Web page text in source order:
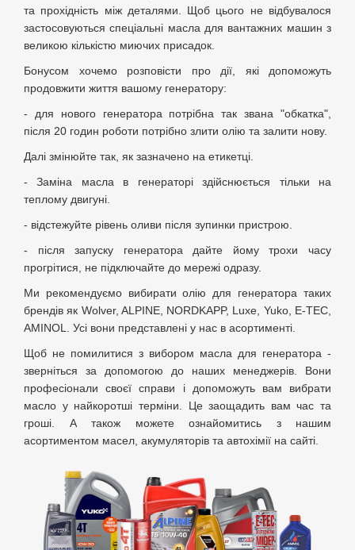
та прохідність між деталями. Щоб цього не відбувалося
застосовуються спеціальні масла для вантажних машин з
великою кількістю миючих присадок.
Бонусом хочемо розповісти про дії, які допоможуть
продовжити життя вашому генератору:
- для нового генератора потрібна так звана "обкатка",
після 20 годин роботи потрібно злити олію та залити нову.
Далі змінюйте так, як зазначено на етикетці.
- Заміна масла в генераторі здійснюється тільки на
теплому двигуні.
- відстежуйте рівень оливи після зупинки пристрою.
- після запуску генератора дайте йому трохи часу
прогрітися, не підключайте до мережі одразу.
Ми рекомендуємо вибирати олію для генератора таких
брендів як Wolver, ALPINE, NORDKAPP, Luxe, Yuko, E-TEC,
AMINOL. Усі вони представлені у нас в асортименті.
Щоб не помилитися з вибором масла для генератора -
зверніться за допомогою до наших менеджерів. Вони
професіонали своєї справи і допоможуть вам вибрати
масло у найкоротші терміни. Це заощадить вам час та
гроші. А також можете ознайомитись з нашим
асортиментом масел, акумуляторів та автохімії на сайті.